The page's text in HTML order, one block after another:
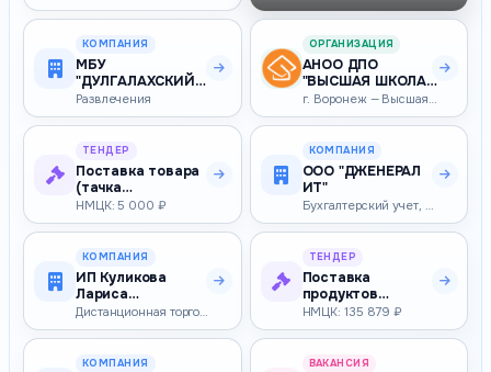
КОМПАНИЯ
МБУ
"ДУЛГАЛАХСКИЙ
ЦНТ" СП
"ДУЛГАЛАХСКИЙ
НАСЛЕГ" МР "ВЕР…
Развлечения
ОРГАНИЗАЦИЯ
АНОО ДПО
"ВЫСШАЯ ШКОЛА
ЗАКУПОК"
г. Воронеж — Высшая школа закупок - это центр дополнительного професси…
ТЕНДЕР
Поставка товара
(тачка
строительная)
НМЦК: 5 000 ₽
КОМПАНИЯ
ООО "ДЖЕНЕРАЛ
ИТ"
Бухгалтерский учет, аудит
КОМПАНИЯ
ИП Куликова
Лариса
Николаевна
Дистанционная торговля
ТЕНДЕР
Поставка
продуктов
питания (фрукты)
для нужд ГАУЗ
"Детс…
НМЦК: 135 879 ₽
КОМПАНИЯ ВАКАНСИЯ